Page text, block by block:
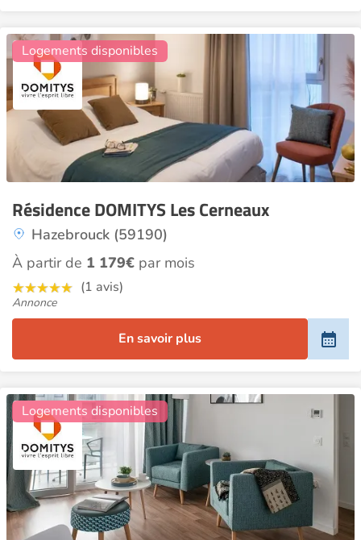
Résidence DOMITYS Les Cerneaux
Hazebrouck (59190)
Logements disponibles
À partir de 1 179€ par mois
(1 avis)
Annonce
En savoir plus
Logements disponibles